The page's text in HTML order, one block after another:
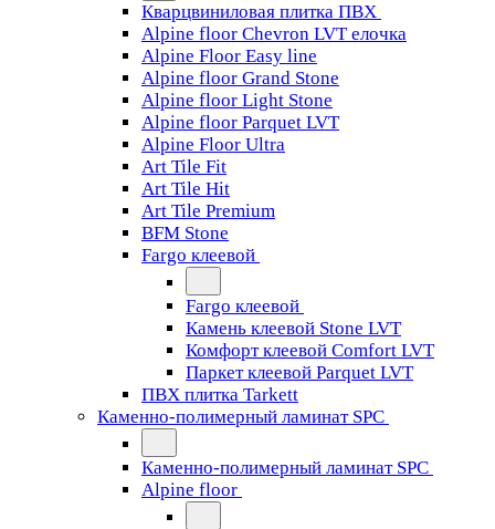
Кварцвиниловая плитка ПВХ
Alpine floor Chevron LVT елочка
Alpine Floor Easy line
Alpine floor Grand Stone
Alpine floor Light Stone
Alpine floor Parquet LVT
Alpine Floor Ultra
Art Tile Fit
Art Tile Hit
Art Tile Premium
BFM Stone
Fargo клеевой
Fargo клеевой
Камень клеевой Stone LVT
Комфорт клеевой Comfort LVT
Паркет клеевой Parquet LVT
ПВХ плитка Tarkett
Каменно-полимерный ламинат SPC
Каменно-полимерный ламинат SPC
Alpine floor